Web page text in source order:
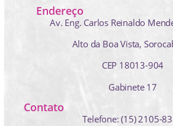
Endereço
Av. Eng. Carlos Reinaldo
Alto da Boa Vista,
CEP 18013-904
Gabinete 17
Contato
Telefone: (15) 2105-